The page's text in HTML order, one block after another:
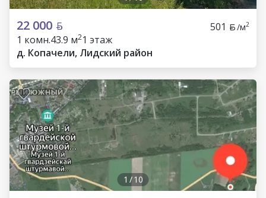
22 000 501 /м2
1 комн.43.9 м21 этаж
д. Копачели, Лидский район
1 /10